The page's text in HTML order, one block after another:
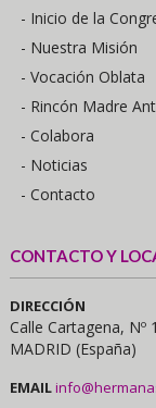
- Inicio de la
- Nuestra Misión
- Vocación Oblata
- Rincón Madre
- Colabora
- Noticias
- Contacto
CONTACTO Y
DIRECCIÓN
Calle Cartagena, Nº
MADRID (España)
EMAIL